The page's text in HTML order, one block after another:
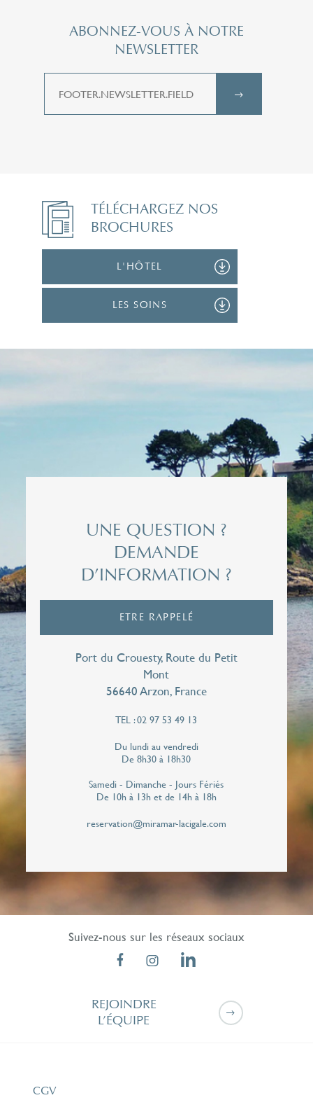
ABONNEZ-VOUS À NOTRE
NEWSLETTER
TÉLÉCHARGEZ NOS
BROCHURES
L'HÔTEL
LES SOINS
UNE QUESTION ?
DEMANDE
D’INFORMATION ?
ETRE RAPPELÉ
Port du Crouesty, Route du Petit
Mont
56640 Arzon, France
TEL : 02 97 53 49 13
Du lundi au vendredi
De 8h30 à 18h30
Samedi - Dimanche - Jours Fériés
De 10h à 13h et de 14h à 18h
reservation@miramar-lacigale.com
Madame
J'autorise le Miramar La Cigale à me contacter
de façon personnalisée pour répondre à cette
ne seront jamais communiqués à des tiers.*
Suivez-nous sur les réseaux sociaux
REJOINDRE
L’ÉQUIPE
CGV